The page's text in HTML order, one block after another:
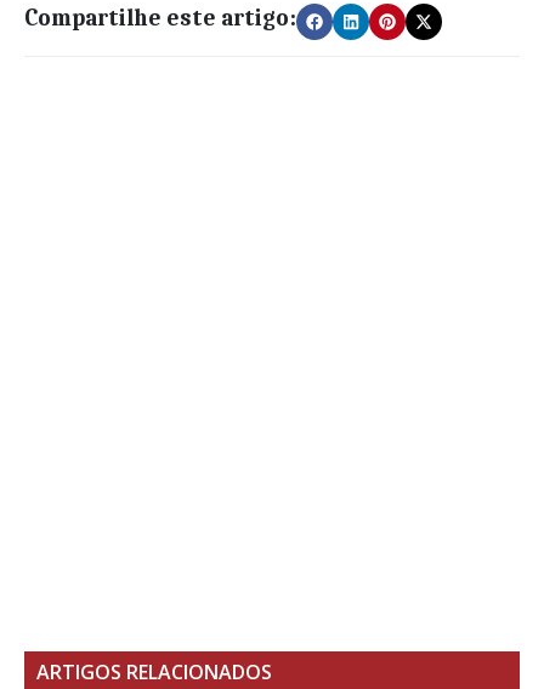
Compartilhe este artigo:
ARTIGOS RELACIONADOS